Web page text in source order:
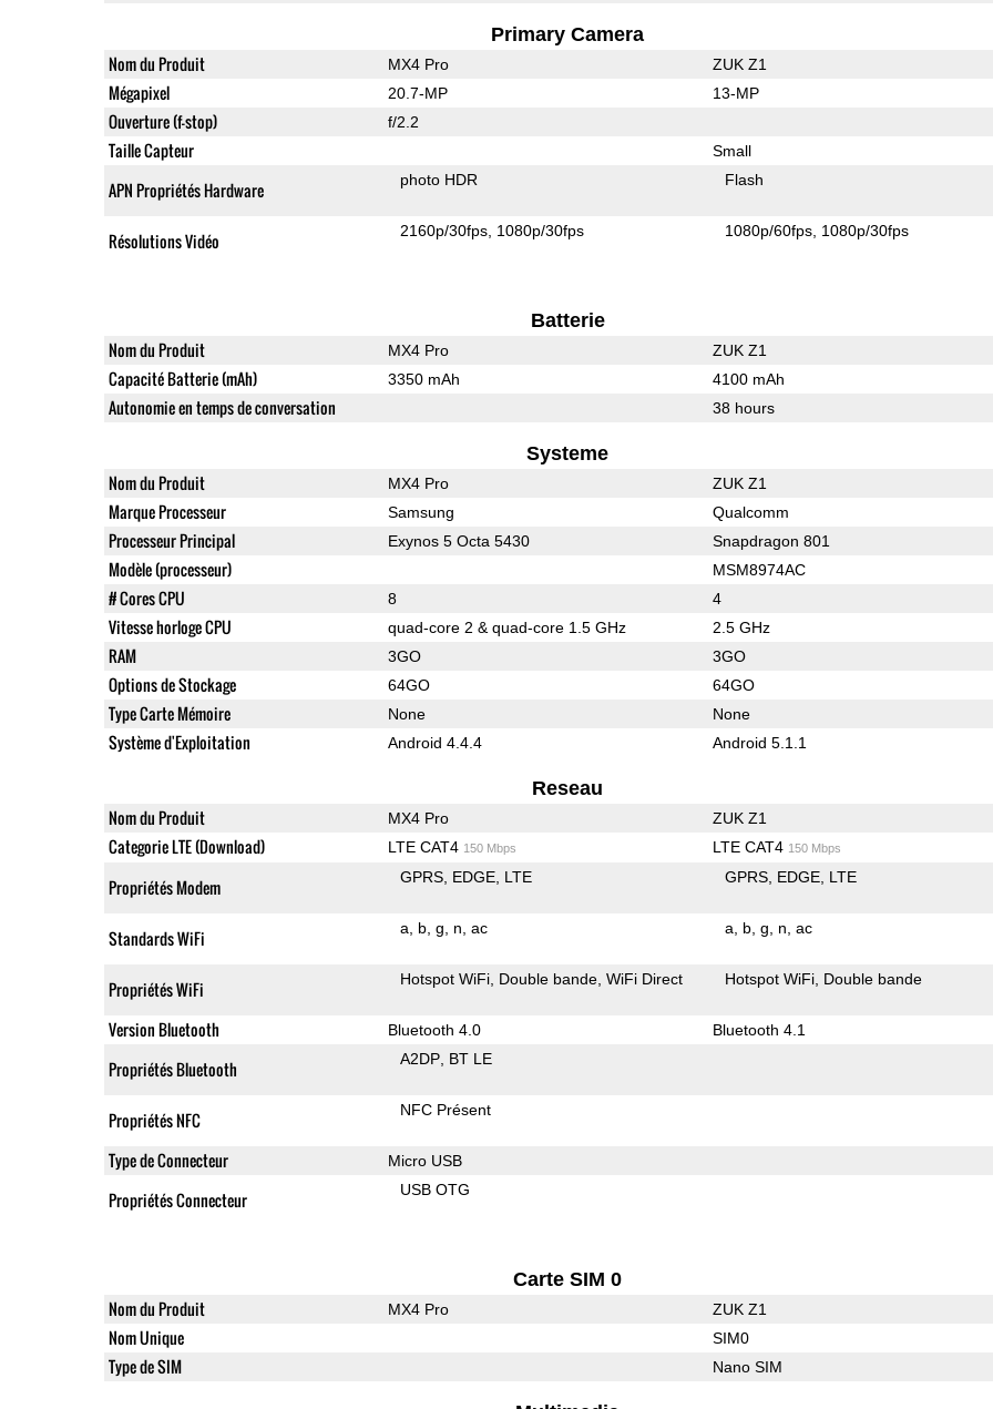
Primary Camera
Nom du Produit MX4 Pro ZUK Z1
Mégapixel 20.7-MP 13-MP
Ouverture (f-stop) f/2.2
Taille Capteur Small
APN Propriétés Hardware photo HDR Flash
Résolutions Vidéo 2160p/30fps 1080p/30fps 1080p/60fps 1080p/30fps
Batterie
Nom du Produit MX4 Pro ZUK Z1
Capacité Batterie (mAh) 3350 mAh 4100 mAh
Autonomie en temps de conversation 38 hours
Systeme
Nom du Produit MX4 Pro ZUK Z1
Marque Processeur Samsung Qualcomm
Processeur Principal Exynos 5 Octa 5430 Snapdragon 801
Modèle (processeur) MSM8974AC
# Cores CPU 8 4
Vitesse horloge CPU quad-core 2 & quad-core 1.5 GHz 2.5 GHz
RAM 3GO 3GO
Options de Stockage 64GO 64GO
Type Carte Mémoire None None
Système d'Exploitation Android 4.4.4 Android 5.1.1
Reseau
Nom du Produit MX4 Pro ZUK Z1
Categorie LTE (Download) LTE CAT4 150 Mbps LTE CAT4 150 Mbps
Propriétés Modem GPRS EDGE LTE GPRS EDGE LTE
Standards WiFi a b g n ac a b g n ac
Propriétés WiFi Hotspot WiFi Double bande WiFi Direct Hotspot WiFi Double bande
Version Bluetooth Bluetooth 4.0 Bluetooth 4.1
Propriétés Bluetooth A2DP BT LE
Propriétés NFC NFC Présent
Type de Connecteur Micro USB
Propriétés Connecteur USB OTG
Carte SIM 0
Nom du Produit MX4 Pro ZUK Z1
Nom Unique SIM0
Type de SIM Nano SIM